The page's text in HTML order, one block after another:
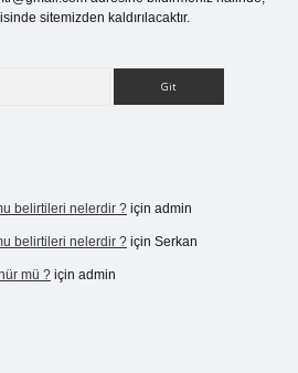
sitemizden kaldırılacaktır.
belirtileri nelerdir ? için admin
belirtileri nelerdir ? için Serkan
mü ? için admin